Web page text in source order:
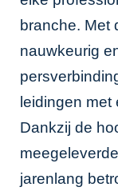
branche. Met
nauwkeurig
leidingen met
Dankzij de
jarenlang